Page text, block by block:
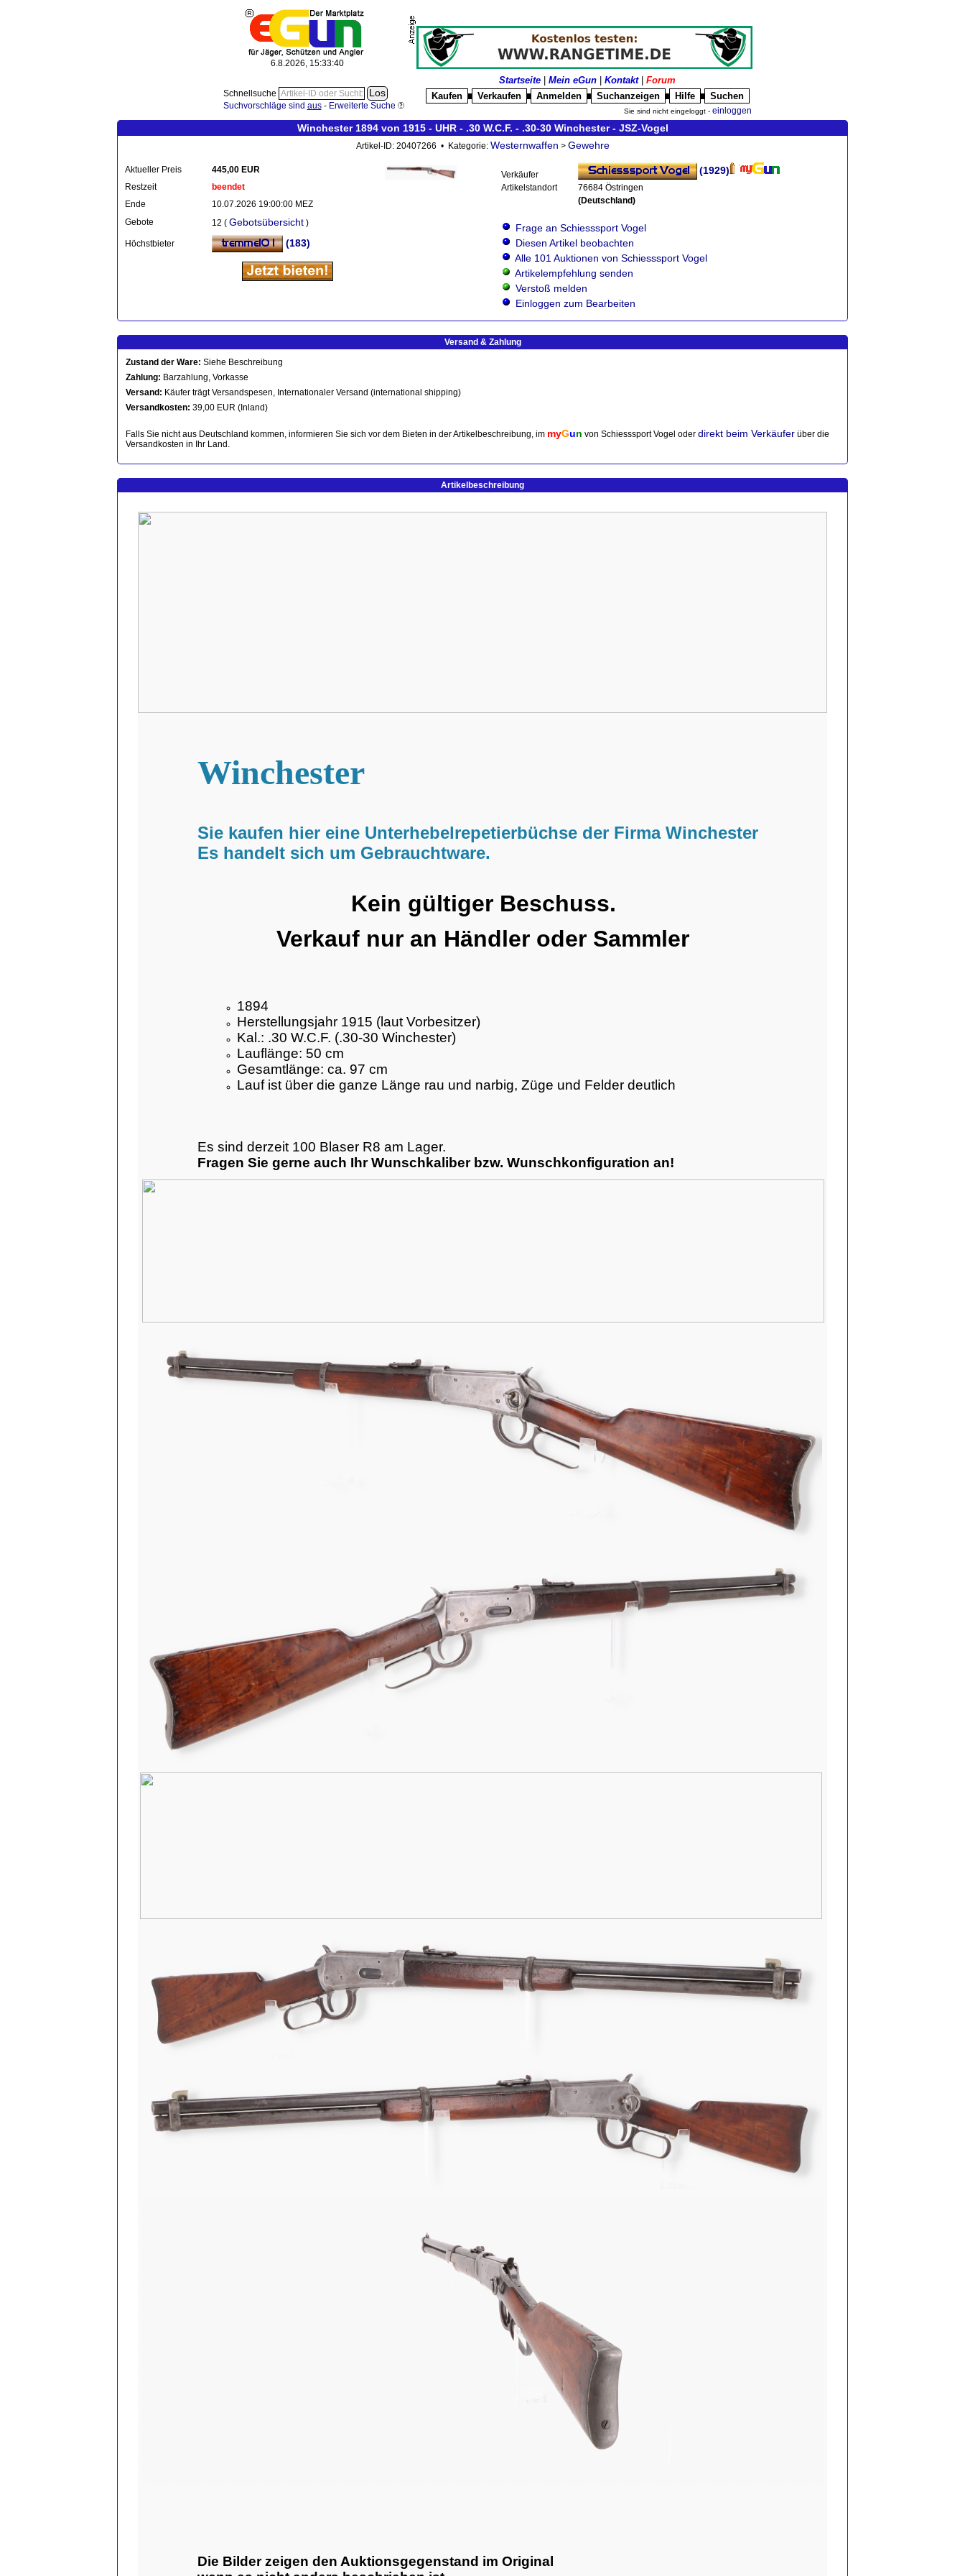
6.8.2026, 15:33:41
Schnellsuche
Suchvorschläge sind aus- Erweiterte Suche
Startseite Mein eGun Kontakt| Forum
Kaufen
Verkaufen Anmelden Suchanzeigen Hilfe Suchen
Sie sind nicht eingeloggt - einloggen
Winchester 1894 von 1915 - UHR - .30 W.C.F. - .30-30 Winchester - JSZ-Vogel
Artikel-ID: 20407266 • Kategorie: Westernwaffen > Gewehre
Aktueller Preis
445,00 EUR
Restzeit
beendet
Ende
10.07.2026 19:00:00 MEZ
Gebote
12 ( Gebotsübersicht )
Höchstbieter (183)
Verkäufer (1929)
Artikelstandort
76684 Östringen
(Deutschland)
Frage an Schiesssport Vogel
Diesen Artikel beobachten
Alle 101 Auktionen von Schiesssport Vogel
Artikelempfehlung senden
Verstoß melden
Einloggen zum Bearbeiten
Versand & Zahlung
Zustand der Ware: Siehe Beschreibung
Zahlung: Barzahlung, Vorkasse
Versand: Käufer trägt Versandspesen, Internationaler Versand (international shipping)
Versandkosten: 39,00 EUR (Inland)
Falls Sie nicht aus Deutschland kommen, informieren Sie sich vor dem Bieten in der Artikelbeschreibung, im myGun von Schiesssport Vogel oder direkt beim Verkäufer über die
Versandkosten in Ihr Land.
Artikelbeschreibung
Winchester
Sie kaufen hier eine Unterhebelrepetierbüchse der Firma Winchester
Es handelt sich um Gebrauchtware.
Kein gültiger Beschuss.
Verkauf nur an Händler oder Sammler
1894
Herstellungsjahr 1915 (laut Vorbesitzer)
Kal.: .30 W.C.F. (.30-30 Winchester)
Lauflänge: 50 cm
Gesamtlänge: ca. 97 cm
Lauf ist über die ganze Länge rau und narbig, Züge und Felder deutlich
Es sind derzeit 100 Blaser R8 am Lager.
Fragen Sie gerne auch Ihr Wunschkaliber bzw. Wunschkonfiguration an!
Die Bilder zeigen den Auktionsgegenstand im Original